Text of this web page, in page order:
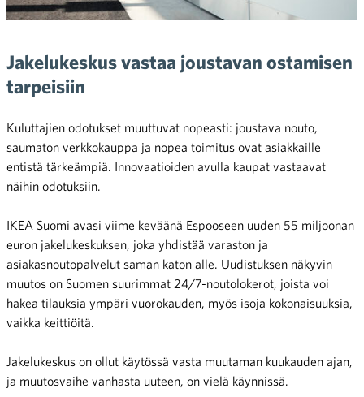
Jakelukeskus vastaa joustavan ostamisen
tarpeisiin
Kuluttajien odotukset muuttuvat nopeasti: joustava nouto,
saumaton verkkokauppa ja nopea toimitus ovat asiakkaille
entistä tärkeämpiä. Innovaatioiden avulla kaupat vastaavat
näihin odotuksiin.
IKEA Suomi avasi viime keväänä Espooseen uuden 55 miljoonan
euron jakelukeskuksen, joka yhdistää varaston ja
asiakasnoutopalvelut saman katon alle. Uudistuksen näkyvin
muutos on Suomen suurimmat 24/7-noutolokerot, joista voi
hakea tilauksia ympäri vuorokauden, myös isoja kokonaisuuksia,
vaikka keittiöitä.
Jakelukeskus on ollut käytössä vasta muutaman kuukauden ajan,
ja muutosvaihe vanhasta uuteen, on vielä käynnissä.